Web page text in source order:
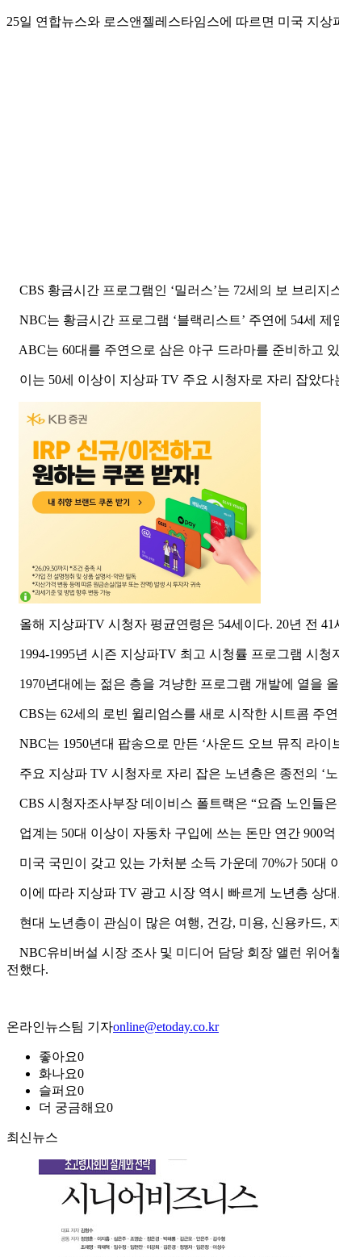
25일 연합뉴스와 로스앤젤레스타임스에 따르면 미국 지
CBS 황금시간 프로그램인 ‘밀러스’는 72세의 보 브리지
NBC는 황금시간 프로그램 ‘블랙리스트’ 주연에 54세
ABC는 60대를 주연으로 삼은 야구 드라마를 준비하고
이는 50세 이상이 지상파 TV 주요 시청자로 자리 잡았
올해 지상파TV 시청자 평균연령은 54세이다. 20년 전 41
1994-1995년 시즌 지상파TV 최고 시청률 프로그램 시청
1970년대에는 젊은 층을 겨냥한 프로그램 개발에 열을
CBS는 62세의 로빈 윌리엄스를 새로 시작한 시트콤 주
NBC는 1950년대 팝송으로 만든 ‘사운드 오브 뮤직 라이
주요 지상파 TV 시청자로 자리 잡은 노년층은 종전의 ‘노
CBS 시청자조사부장 데이비스 폴트랙은 “요즘 노인들
업계는 50대 이상이 자동차 구입에 쓰는 돈만 연간 900
미국 국민이 갖고 있는 가처분 소득 가운데 70%가 50대
이에 따라 지상파 TV 광고 시장 역시 빠르게 노년층 상
현대 노년층이 관심이 많은 여행, 건강, 미용, 신용카드,
NBC유비버설 시장 조사 및 미디어 담당 회장 앨런 위어
전했다.
온라인뉴스팀 기자online@etoday.co.kr
좋아요0
화나요0
슬퍼요0
더 궁금해요0
최신뉴스